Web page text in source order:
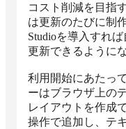
コスト削減を目指
は更新のたびに制
Studioを導入すれ
更新できるように
利用開始にあたっ
ーはブラウザ上の
レイアウトを作成
操作で追加し、テ